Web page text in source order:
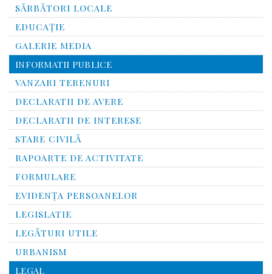
SĂRBĂTORI LOCALE
EDUCAȚIE
GALERIE MEDIA
INFORMATII PUBLICE
VANZARI TERENURI
DECLARATII DE AVERE
DECLARATII DE INTERESE
STARE CIVILĂ
RAPOARTE DE ACTIVITATE
FORMULARE
EVIDENȚA PERSOANELOR
LEGISLATIE
LEGĂTURI UTILE
URBANISM
LEGAL